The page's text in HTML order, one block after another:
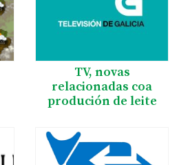
TV, novas
relacionadas coa
produción de leite